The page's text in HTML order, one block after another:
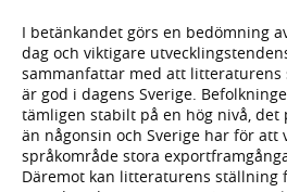
I betänkandet görs en bedömning
dag och viktigare
sammanfattar med att litteraturens
är god i dagens Sverige.
tämligen stabilt på en hög nivå,
än någonsin och Sverige har för att
språkområde stora
Däremot kan litteraturens ställning